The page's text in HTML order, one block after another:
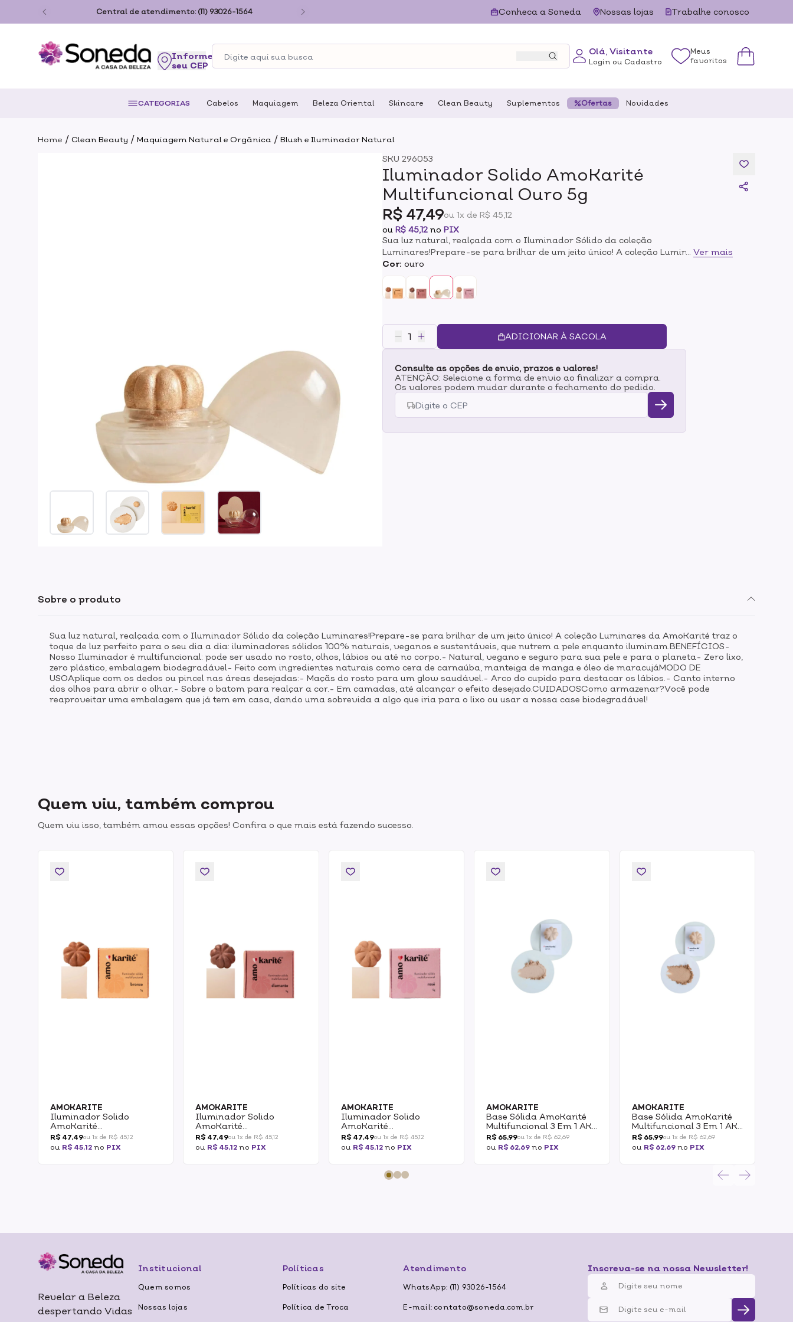
Central de atendimento: (11) 93026-1564 Conheca a Soneda Nossas lojas Trabalhe conosco
seu CEP
Olá, Visitante
Login ou Cadastro
Meus
favoritos
CATEGORIAS Cabelos Maquiagem Beleza Oriental Skincare Clean Beauty Suplementos Ofertas Novidades
Home / Clean Beauty / Maquiagem Natural e Orgânica / Blush e Iluminador Natural
SKU296053
Iluminador Solido AmoKarité
Multifuncional Ouro 5g
R$ 47,49ou 1x de R$ 45,12
ouR$ 45,12 noPIX
Sua luz natural, realçada com o Iluminador Sólido da coleção
Luminares!Prepare-se para brilhar de um jeito único! A coleção Luminares da
AmoKarité traz o toque de luz perfeito para o seu dia a dia: iluminadores
sólidos 100% naturais, veganos e sustentáveis, que nutrem a pele enquanto
iluminam.BENEFÍCIOS- Nosso Iluminador é multifuncional: pode ser usado no
rosto, olhos, lábios ou até no corpo.- Natural, vegano e seguro para sua pele e
ingredientes naturais como cera de carnaúba, manteiga de manga e óleo de
maracujáMODO DE USOAplique com os dedos ou pincel nas áreas desejadas:-
Maçãs do rosto para um glow saudável.- Arco do cupido para destacar os
realçar a cor.- Em camadas, até alcançar o efeito desejado.CUIDADOSComo
armazenar?Você pode reaproveitar uma embalagem que já tem em casa,
dando uma sobrevida a algo que iria para o lixo ou usar a nossa case
biodegradável!
Ver mais
Cor:ouro
ADICIONAR À SACOLA
Consulte as opções de envio, prazos e valores!
ATENÇÃO: Selecione a forma de envio ao finalizar a compra.
Os valores podem mudar durante o fechamento do pedido.
Sobre o produto
Sua luz natural, realçada com o Iluminador Sólido da coleção Luminares!Prepare-se para brilhar de um jeito único! A coleção Luminares da AmoKarité traz o
toque de luz perfeito para o seu dia a dia: iluminadores sólidos 100% naturais, veganos e sustentáveis, que nutrem a pele enquanto iluminam.BENEFÍCIOS-
Nosso Iluminador é multifuncional: pode ser usado no rosto, olhos, lábios ou até no corpo.- Natural, vegano e seguro para sua pele e para o planeta- Zero lixo,
zero plástico, embalagem biodegradável- Feito com ingredientes naturais como cera de carnaúba, manteiga de manga e óleo de maracujáMODO DE
USOAplique com os dedos ou pincel nas áreas desejadas:- Maçãs do rosto para um glow saudável.- Arco do cupido para destacar os lábios.- Canto interno
dos olhos para abrir o olhar.- Sobre o batom para realçar a cor.- Em camadas, até alcançar o efeito desejado.CUIDADOSComo armazenar?Você pode
reaproveitar uma embalagem que já tem em casa, dando uma sobrevida a algo que iria para o lixo ou usar a nossa case biodegradável!
Quem viu, também comprou
Quem viu isso, também amou essas opções! Confira o que mais está fazendo sucesso.
AMOKARITE
Iluminador Solido
AmoKarité
Multifuncional Bronze 5g
R$ 47,49ou 1x de R$ 45,12
ou R$ 45,12 no PIX
AMOKARITE
Iluminador Solido
AmoKarité
Multifuncional Diamante
5g
R$ 47,49ou 1x de R$ 45,12
ou R$ 45,12 no PIX
AMOKARITE
Iluminador Solido
AmoKarité
Multifuncional Rose 5g
R$ 47,49ou 1x de R$ 45,12
ou R$ 45,12no PIX
AMOKARITE
Base Sólida AmoKarité
Multifuncional 3 Em 1 AK
0.5 15g
R$ 65,99ou 1x de R$ 62,69
ou R$ 62,69 no PIX
AMOKARITE
Base Sólida AmoKarité
Multifuncional 3 Em 1 AK
1.0 15g
R$ 65,99ou 1x de R$ 62,69
ou R$ 62,69no PIX
Revelar a Beleza
despertando Vidas
Institucional
Quem somos
Nossas lojas
Políticas
Políticas do site
Política de Troca
Atendimento
WhatsApp: (11) 93026-1564
E-mail: contato@soneda.com.br
Inscreva-se na nossa Newsletter!